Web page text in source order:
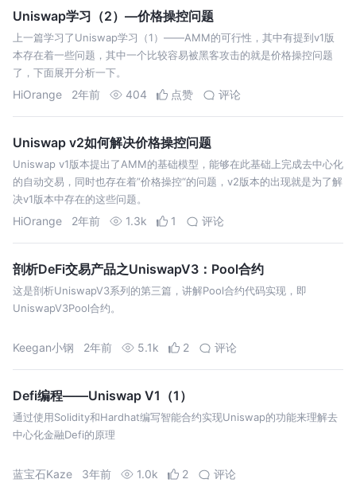
Uniswap学习（2）—价格操控问题
上一篇学习了Uniswap学习（1）——AMM的可行性，其中有提到v1版
本存在着一些问题，其中一个比较容易被黑客攻击的就是价格操控问题
了，下面展开分析一下。
HiOrange 2年前 404 点赞 评论
Uniswap v2如何解决价格操控问题
Uniswap v1版本提出了AMM的基础模型，能够在此基础上完成去中心化
的自动交易，同时也存在着”价格操控“的问题，v2版本的出现就是为了解
决v1版本中存在的这些问题。
HiOrange 2年前 1.3k 1 评论
剖析DeFi交易产品之UniswapV3：Pool合约
这是剖析UniswapV3系列的第三篇，讲解Pool合约代码实现，即
UniswapV3Pool合约。
Keegan小钢 2年前 5.1k 2 评论
Defi编程——Uniswap V1（1）
通过使用Solidity和Hardhat编写智能合约实现Uniswap的功能来理解去
中心化金融Defi的原理
蓝宝石Kaze 3年前 1.0k 2 评论